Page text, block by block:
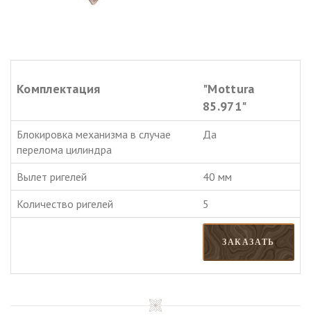
Комплектация
"Mottura
85.971"
Блокировка механизма в случае
перелома цилиндра
Да
Вылет ригелей
40 мм
Количество ригелей
5
ЗАКАЗАТЬ